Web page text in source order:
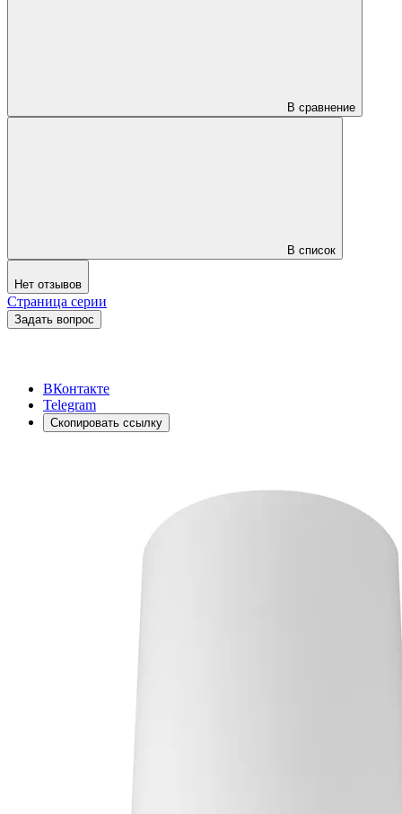
В сравнение
В список
Нет отзывов
Страница серии
Задать вопрос
ВКонтакте
Telegram
Скопировать ссылку